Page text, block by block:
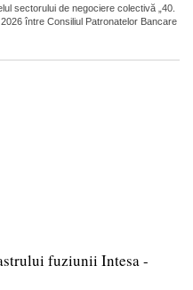
sectorului de negociere colectivă „40.
între Consiliul Patronatelor Bancare
fuziunii Intesa -